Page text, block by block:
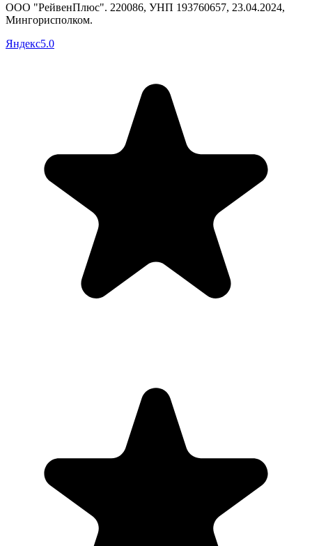
ООО "РейвенПлюс". 220086, УНП 193760657, 23.04.2024,
Мингорисполком.
Яндекс5.0